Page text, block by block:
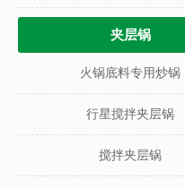
夹层锅
火锅底料专用炒锅
行星搅拌夹层锅
搅拌夹层锅